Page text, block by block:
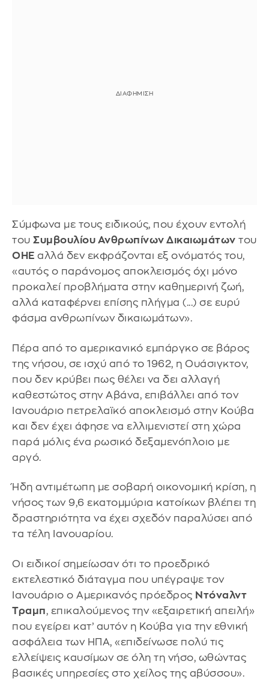
Σύμφωνα με τους ειδικούς, που έχουν εντολή
του Συμβουλίου Ανθρωπίνων Δικαιωμάτων του
ΟΗΕ αλλά δεν εκφράζονται εξ ονόματός του,
«αυτός ο παράνομος αποκλεισμός όχι μόνο
προκαλεί προβλήματα στην καθημερινή ζωή,
αλλά καταφέρνει επίσης πλήγμα (...) σε ευρύ
φάσμα ανθρωπίνων δικαιωμάτων».
Πέρα από το αμερικανικό εμπάργκο σε βάρος
της νήσου, σε ισχύ από το 1962, η Ουάσιγκτον,
που δεν κρύβει πως θέλει να δει αλλαγή
καθεστώτος στην Αβάνα, επιβάλλει από τον
Ιανουάριο πετρελαϊκό αποκλεισμό στην Κούβα
και δεν έχει άφησε να ελλιμενιστεί στη χώρα
παρά μόλις ένα ρωσικό δεξαμενόπλοιο με
αργό.
Ήδη αντιμέτωπη με σοβαρή οικονομική κρίση, η
νήσος των 9,6 εκατομμύρια κατοίκων βλέπει τη
δραστηριότητα να έχει σχεδόν παραλύσει από
τα τέλη Ιανουαρίου.
Οι ειδικοί σημείωσαν ότι το προεδρικό
εκτελεστικό διάταγμα που υπέγραψε τον
Ιανουάριο ο Αμερικανός πρόεδρος Ντόναλντ
Τραμπ, επικαλούμενος την «εξαιρετική απειλή»
που εγείρει κατ’ αυτόν η Κούβα για την εθνική
ασφάλεια των ΗΠΑ, «επιδείνωσε πολύ τις
ελλείψεις καυσίμων σε όλη τη νήσο, ωθώντας
βασικές υπηρεσίες στο χείλος της αβύσσου».